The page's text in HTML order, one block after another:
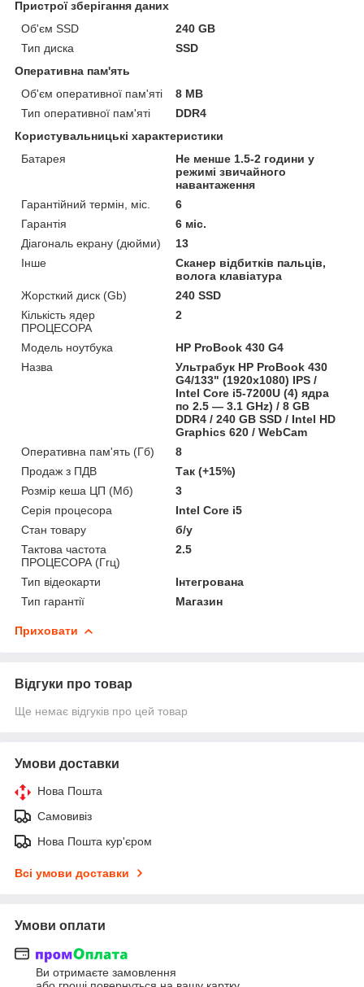
Пристрої зберігання даних
Об'єм SSD
240 GB
Тип диска
SSD
Оперативна пам'ять
Об'єм оперативної пам'яті
8 MB
Тип оперативної пам'яті
DDR4
Користувальницькі характеристики
Батарея
Не менше 1.5-2 години у
режимі звичайного
навантаження
Гарантійний термін, міс.
6
Гарантія
6 міс.
Діагональ екрану (дюйми)
13
Інше
Сканер відбитків пальців,
волога клавіатура
Жорсткий диск (Gb)
240 SSD
Кількість ядер
ПРОЦЕСОРА
2
Модель ноутбука
HP ProBook 430 G4
Назва
Ультрабук HP ProBook 430
G4/133" (1920x1080) IPS /
Intel Core i5-7200U (4) ядра
по 2.5 — 3.1 GHz) / 8 GB
DDR4 / 240 GB SSD / Intel HD
Graphics 620 / WebCam
Оперативна пам'ять (Гб)
8
Продаж з ПДВ
Так (+15%)
Розмір кеша ЦП (Мб)
3
Серія процесора
Intel Core i5
Стан товару
б/у
Тактова частота
ПРОЦЕСОРА (Ггц)
2.5
Тип відеокарти
Інтегрована
Тип гарантії
Магазин
Приховати
Відгуки про товар
Ще немає відгуків про цей товар
Умови доставки
Нова Пошта
Самовивіз
Нова Пошта кур'єром
Всі умови доставки
Умови оплати
Ви отримаєте замовлення